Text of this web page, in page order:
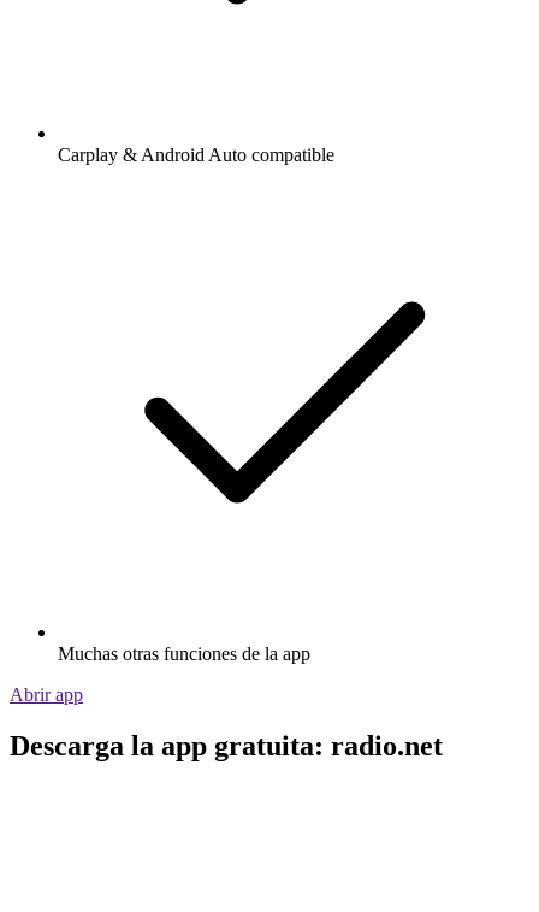
Carplay & Android Auto compatible
Muchas otras funciones de la app
Abrir app
Descarga la app gratuita: radio.net